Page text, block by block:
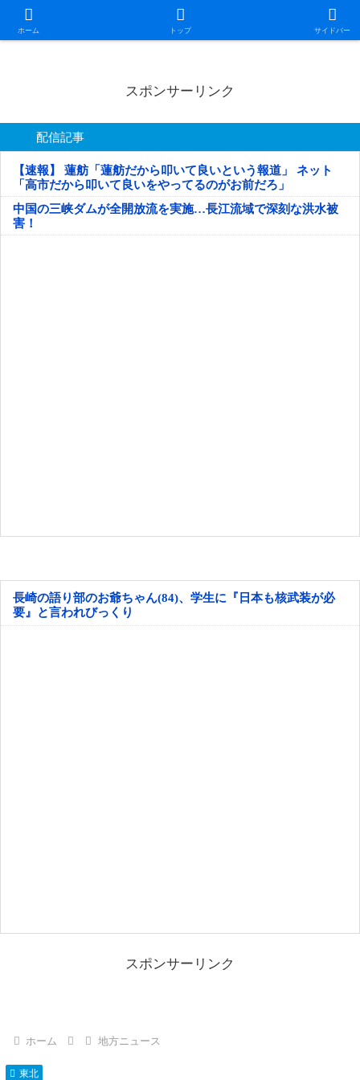
ホーム トップ サイドバー
日本第一！ニュース録
スポンサーリンク
配信記事
【速報】 蓮舫「蓮舫だから叩いて良いという報道」 ネット
「高市だから叩いて良いをやってるのがお前だろ」
中国の三峡ダムが全開放流を実施…長江流域で深刻な洪水被
害！
長崎の語り部のお爺ちゃん(84)、学生に『日本も核武装が必
要』と言われびっくり
スポンサーリンク
ホーム 地方ニュース
東北